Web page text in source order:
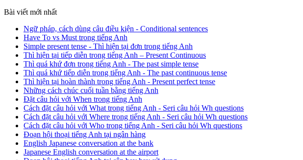
Bài viết mới nhất
Ngữ pháp, cách dùng câu điều kiện - Conditional sentences
Have To vs Must trong tiếng Anh
Simple present tense - Thì hiện tại đơn trong tiếng Anh
Thì hiện tại tiếp diễn trong tiếng Anh – Present Continuous
Thì quá khứ đơn trong tiếng Anh - The past simple tense
Thì quá khứ tiếp diễn trong tiếng Anh - The past continuous tense
Thì hiện tại hoàn thành trong tiếng Anh - Present perfect tense
Những cách chúc cuối tuần bằng tiếng Anh
Đặt câu hỏi với When trong tiếng Anh
Cách đặt câu hỏi với What trong tiếng Anh - Seri câu hỏi Wh questions
Cách đặt câu hỏi với Where trong tiếng Anh - Seri câu hỏi Wh questions
Cách đặt câu hỏi với Who trong tiếng Anh - Seri câu hỏi Wh questions
Đoạn hội thoại tiếng Anh tại ngân hàng
English Japanese conversation at the bank
Japanese English conversation at the airport